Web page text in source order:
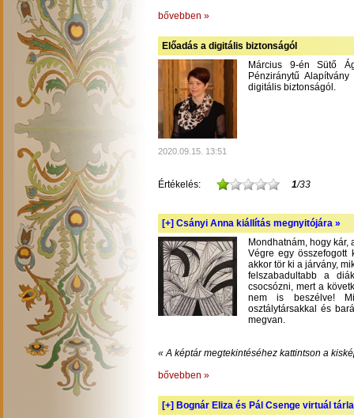
bővebben »
Előadás a digitális biztonságól
Március 9-én Sütő
Pénziránytű
digitális biztonságól.
2020.09.15. 13:51
Értékelés: 1/33
[+] Csányi Anna kiállítás megnyitójára »
Mondhatnám, hogy kár,
Végre egy összefogott
akkor tör ki a járvány,
felszabadultabb a
csocsózni, mert a
nem is beszélve!
osztálytársakkal és
megvan.
« A képtár megtekintéséhez kattintson a
bővebben »
[+] Bognár Eliza és Pál Csenge virtuál